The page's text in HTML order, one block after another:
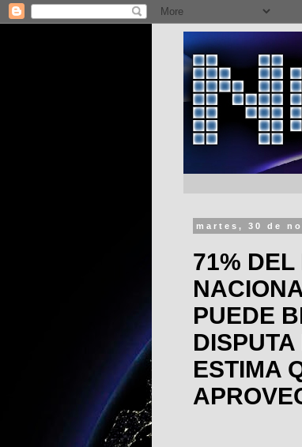
martes, 30 de
71% DEL
PUEDE
ESTIMA